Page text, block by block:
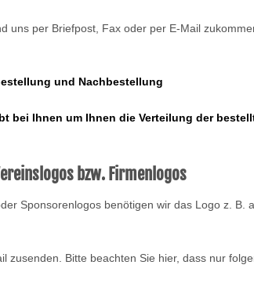
uns per Briefpost, Fax oder per E-Mail
und Nachbestellung
bei Ihnen um Ihnen die Verteilung der
bzw. Firmenlogos
Sponsorenlogos benötigen wir das Logo z. B.
zusenden. Bitte beachten Sie hier, dass nur